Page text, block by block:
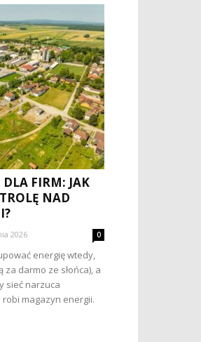
FIRM: JAK
NAD
2026 0
energię wtedy,
darmo ze słońca), a
sieć narzuca
robi magazyn energii.